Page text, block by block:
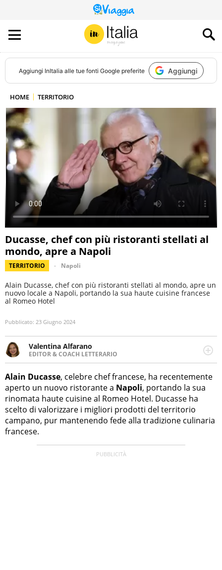
QUESTO
SITO
CONTRIBUISCE
ALL’AUDIENCE
DI
Aggiungi InItalia alle tue fonti Google preferite Aggiungi
HOME TERRITORIO
Ducasse, chef con più ristoranti stellati al
mondo, apre a Napoli
TERRITORIO Napoli
Alain Ducasse, chef con più ristoranti stellati al mondo, apre un
nuovo locale a Napoli, portando la sua haute cuisine francese
al Romeo Hotel
Pubblicato: 23 Giugno 2024
Valentina Alfarano
EDITOR & COACH LETTERARIO
Lavorare con le storie è la mia missione! Specializzata in
storytelling di viaggi, lavoro come editor di narrativa e
coach di scrittura creativa.
Alain Ducasse, celebre chef francese, ha recentemente
aperto un nuovo ristorante a Napoli, portando la sua
rinomata haute cuisine al Romeo Hotel. Ducasse ha
scelto di valorizzare i migliori prodotti del territorio
campano, pur mantenendo fede alla tradizione culinaria
francese.